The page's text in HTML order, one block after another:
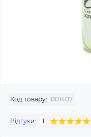
Код товару: 1001407
Відгуки: 1